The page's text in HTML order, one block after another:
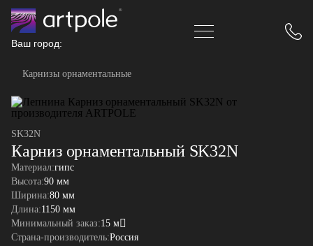
Ваш город:
Карнизы орнаментальные
SK32N
Карниз орнаментальный SK32N
Материал:гипс
Высота:90 мм
Ширина:80 мм
Длина:1150 мм
Минимальный заказ:15 м
Страна-производитель:Россия